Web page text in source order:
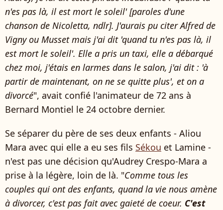
n'es pas là, il est mort le soleil' [paroles d'une
chanson de Nicoletta, ndlr]. J'aurais pu citer Alfred de
Vigny ou Musset mais j'ai dit 'quand tu n'es pas là, il
est mort le soleil'. Elle a pris un taxi, elle a débarqué
chez moi, j'étais en larmes dans le salon, j'ai dit : 'à
partir de maintenant, on ne se quitte plus', et on a
divorcé", avait confié l'animateur de 72 ans à
Bernard Montiel le 24 octobre dernier.
Se séparer du père de ses deux enfants - Aliou
Mara avec qui elle a eu ses fils Sékou et Lamine -
n'est pas une décision qu'Audrey Crespo-Mara a
prise à la légère, loin de là. "Comme tous les
couples qui ont des enfants, quand la vie nous amène
à divorcer, c'est pas fait avec gaieté de coeur. C'est